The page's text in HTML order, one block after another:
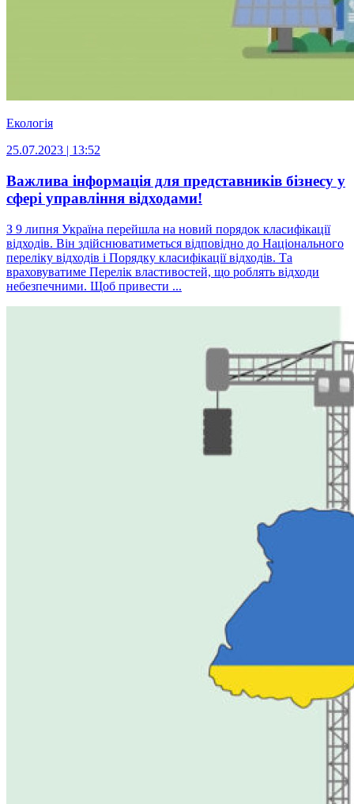
Екологія
25.07.2023 | 13:52
Важлива інформація для представників бізнесу у
сфері управління відходами!
З 9 липня Україна перейшла на новий порядок класифікації
відходів. Він здійснюватиметься відповідно до Національного
переліку відходів і Порядку класифікації відходів. Та
враховуватиме Перелік властивостей, що роблять відходи
небезпечними. Щоб привести ...